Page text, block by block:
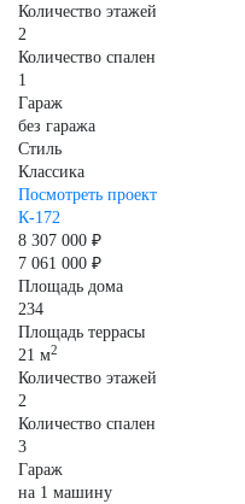
Количество этажей
2
Количество спален
1
Гараж
без гаража
Стиль
Классика
Посмотреть проект
К-172
8 307 000 ₽
7 061 000 ₽
Площадь дома
234
Площадь террасы
21 м2
Количество этажей
2
Количество спален
3
Гараж
на 1 машину